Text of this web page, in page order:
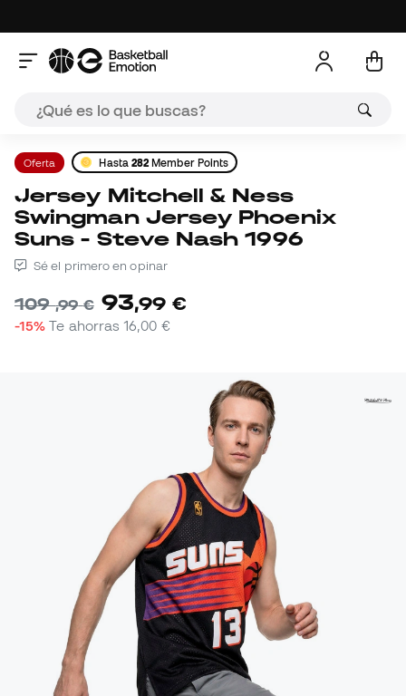
Oferta Hasta 282 Member Points
Jersey Mitchell & Ness
Swingman Jersey Phoenix
Suns - Steve Nash 1996
Sé el primero en opinar
109,99 € 93,99 €
-15% Te ahorras16,00 €